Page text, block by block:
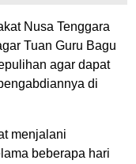
Nusa Tenggara
Tuan Guru Bagu
agar dapat
di
menjalani
beberapa hari